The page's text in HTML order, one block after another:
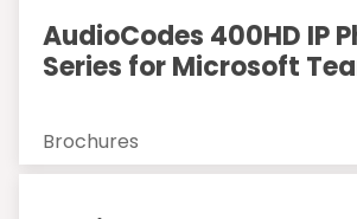
AudioCodes 400HD IP
Series for Microsoft
Brochures